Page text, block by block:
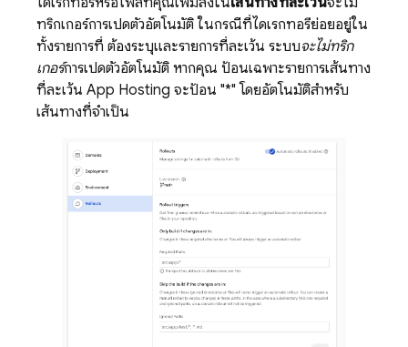
ทริกเกอร์การเปิดตัวอัตโนมัติ ในกรณีที่ไดเรกทอรีย่อยอยู่ใน
ทั้งรายการที่ ต้องระบุและรายการที่ละเว้น ระบบจะไม่ทริก
เกอร์การเปิดตัวอัตโนมัติ หากคุณ ป้อนเฉพาะรายการเส้นทาง
ที่ละเว้น App Hosting จะป้อน "*" โดยอัตโนมัติสำหรับ
เส้นทางที่จำเป็น